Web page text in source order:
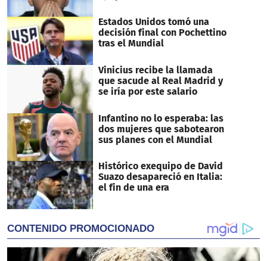
Estados Unidos tomó una
decisión final con Pochettino
tras el Mundial
Vinicius recibe la llamada
que sacude al Real Madrid y
se iría por este salario
Infantino no lo esperaba: las
dos mujeres que sabotearon
sus planes con el Mundial
Histórico exequipo de David
Suazo desapareció en Italia:
el fin de una era